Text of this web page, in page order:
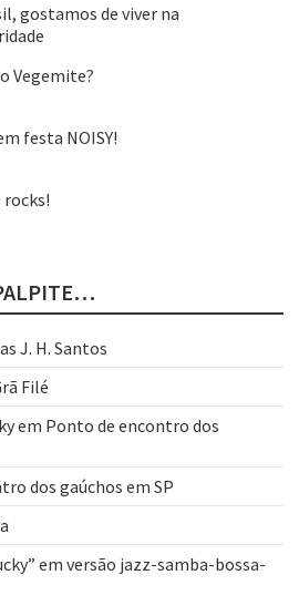
gostamos de viver na
Vegemite?
festa NOISY!
J. H. Santos
Filé
em Ponto de encontro dos
dos gaúchos em SP
em versão jazz-samba-bossa-